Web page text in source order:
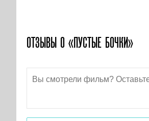
ОТЗЫВЫ О «ПУСТЫЕ БОЧКИ»